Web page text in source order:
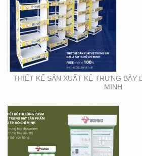
THIẾT KẾ SẢN XUẤT KỆ TRƯNG BÀY
MINH
THIẾT KẾ THI CÔNG KỆ
TRƯNG BÀY SẢN PHẨM
TẠI TP. HỒ CHÍ MINH
THIẾT KẾ SẢN XUẤT